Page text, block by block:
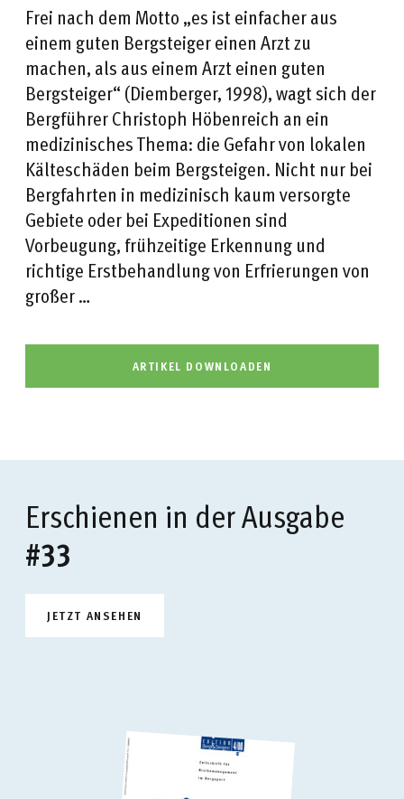
Frei nach dem Motto „es ist einfacher aus
einem guten Bergsteiger einen Arzt zu
machen, als aus einem Arzt einen guten
Bergsteiger“ (Diemberger, 1998), wagt sich der
Bergführer Christoph Höbenreich an ein
medizinisches Thema: die Gefahr von lokalen
Kälteschäden beim Bergsteigen. Nicht nur bei
Bergfahrten in medizinisch kaum versorgte
Gebiete oder bei Expeditionen sind
Vorbeugung, frühzeitige Erkennung und
richtige Erstbehandlung von Erfrierungen von
großer …
ARTIKEL DOWNLOADEN
Erschienen in der Ausgabe
#33
JETZT ANSEHEN